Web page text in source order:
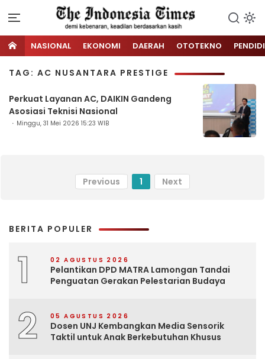
NASIONAL EKONOMI DAERAH OTOTEKNO
TAG: AC NUSANTARA PRESTIGE
Perkuat Layanan AC, DAIKIN Gandeng
Asosiasi Teknisi Nasional
Minggu, 31 Mei 2026 15:23 WIB
Previous 1 Next
BERITA POPULER
1 02 AGUSTUS 2026
Pelantikan DPD MATRA Lamongan Tandai
Penguatan Gerakan Pelestarian Budaya
2 05 AGUSTUS 2026
Dosen UNJ Kembangkan Media Sensorik
Taktil untuk Anak Berkebutuhan Khusus